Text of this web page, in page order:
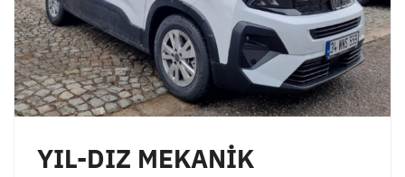
YIL-DIZ MEKANİK